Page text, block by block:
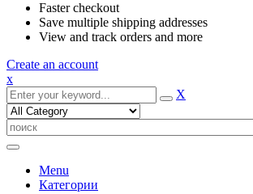
Faster checkout
Save multiple shipping addresses
View and track orders and more
Create an account
x
X
Menu
Категории